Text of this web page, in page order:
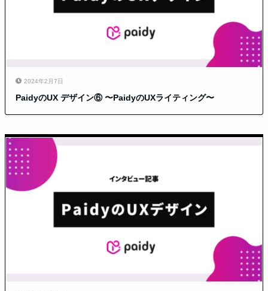
2024年2月7日
PaidyのUX デザイン⑥ 〜PaidyのUXライティング〜